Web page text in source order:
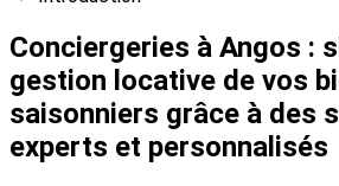
Conciergeries à Angos :
gestion locative de vos
saisonniers grâce à des
experts et personnalisés